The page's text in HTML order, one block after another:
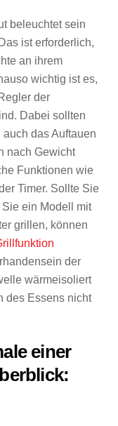
beleuchtet sein
ist erforderlich,
an ihrem
wichtig ist es,
der
Dabei sollten
das Auftauen
nach Gewicht
Funktionen wie
Timer. Sollte Sie
ein Modell mit
grillen, können
der
wärmeisoliert
des Essens nicht
einer